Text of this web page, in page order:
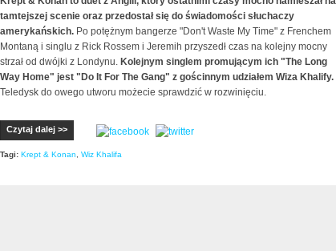
tamtejszej scenie oraz przedostał się do świadomości słuchaczy
amerykańskich. Po potężnym bangerze "Don't Waste My Time" z Frenchem
Montaną i singlu z Rick Rossem i Jeremih przyszedł czas na kolejny mocny
strzał od dwójki z Londynu. Kolejnym singlem promującym ich "The Long
Way Home" jest "Do It For The Gang" z gościnnym udziałem Wiza Khalify.
Teledysk do owego utworu możecie sprawdzić w rozwinięciu.
Czytaj dalej >>
Tagi: Krept & Konan Wiz Khalifa